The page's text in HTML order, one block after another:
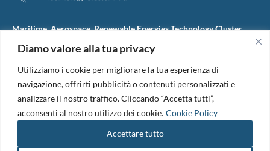
Diamo valore alla tua privacy
Utilizziamo i cookie per migliorare la tua esperienza di
navigazione, offrirti pubblicità o contenuti personalizzati e
analizzare il nostro traffico. Cliccando “Accetta tutti”,
acconsenti al nostro utilizzo dei cookie. Cookie Policy
Accettare tutto
Maritime, Aerospace, Renewable Energies Technology Cluster
M.A.R.E. TC FVG S.c.ar.l.
34074 Monfalcone (Italy)
tel. +39 0481 723440
Codice Fiscale e Partita Iva: 01138620313
PEC:marefvg@legalmail.it
Codice univoco per i pagamenti: M5UXCR1
Copyright 2026. Design and development by
Informativa Privacy|Cookie Policy|Amm. Trasparente|Bandi &